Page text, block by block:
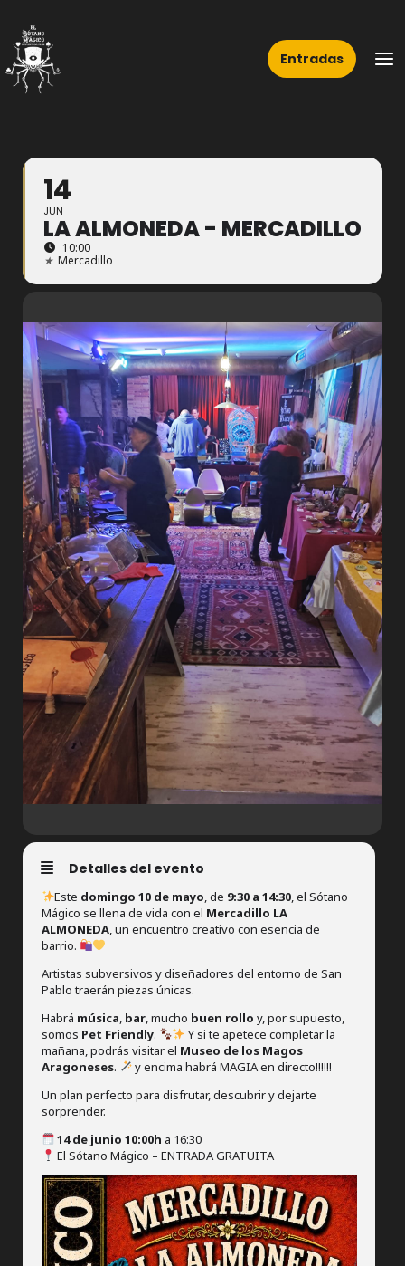
contenido
Entradas
14
JUN
LA ALMONEDA - MERCADILLO
10:00
★ Mercadillo
Detalles del evento
Este domingo 10 de mayo, de 9:30 a 14:30, el Sótano
Mágico se llena de vida con el Mercadillo LA
ALMONEDA, un encuentro creativo con esencia de
barrio.
Artistas subversivos y diseñadores del entorno de San
Pablo traerán piezas únicas.
Habrá música, bar, mucho buen rollo y, por supuesto,
somos Pet Friendly.
Y si te apetece completar la
mañana, podrás visitar el Museo de los Magos
Aragoneses.
y encima habrá MAGIA en directo!!!!!!
Un plan perfecto para disfrutar, descubrir y dejarte
sorprender.
14 de junio 10:00h a 16:30
El Sótano Mágico – ENTRADA GRATUITA